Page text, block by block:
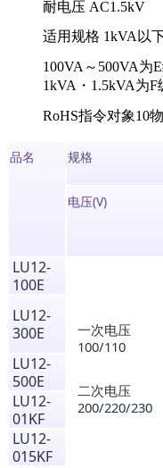
耐电压 AC1.5kV
适用规格 1kVA以
100VA～500VA为
1kVA・1.5kVA为F
RoHS指令对象10
品名 规格
电压(V)
LU12-
100E
一次电压
100/110
二次电压
200/220/230
LU12-
300E
LU12-
500E
LU12-
01KF
LU12-
015KF